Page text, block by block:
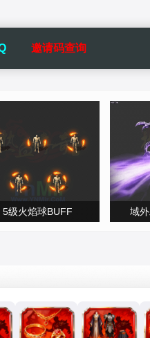
邀请码查询
5级火焰球BUFF 域